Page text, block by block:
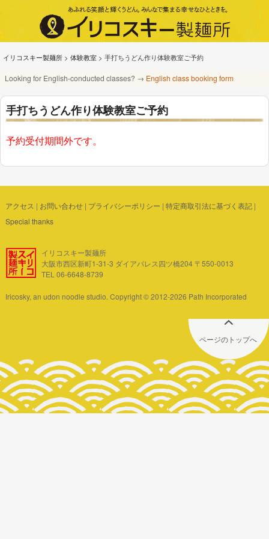
イリコスキー製麺所 > 体験教室 > 手打ちうどん作り体験教室ご予約
Looking for English-conducted classes? → English class booking form
手打ちうどん作り体験教室ご予約
予約受付期間外です。
アクセス | お問い合わせ| プライバシーポリシー | 特定商取引法に基づく表記|
Special thanks
イリコスキー製麺所
大阪市西区新町1-31-3 ダイアパレス四ツ橋204 〒550-0013
TEL 06-6648-8739
Iricosky, an udon noodle studio. Copyright © 2012-2026 Path Incorporated
ページのトップへ